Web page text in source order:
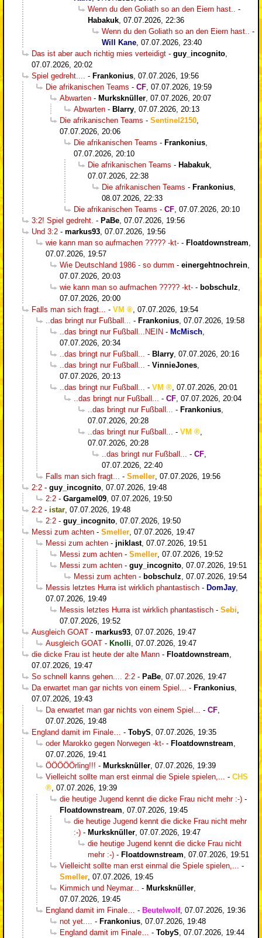
Wenn du den Goliath so an den Eiern hast..
-
Habakuk 07.07.2026, 22:36
Wenn du den Goliath so an den Eiern hast..
-
Will Kane 07.07.2026, 23:40
Das ist aber auch richtig mies verteidigt - guy_incognito
07.07.2026, 20:02
Spiel gedreht....
- Frankonius 07.07.2026, 19:56
Die afrikanischen Teams - CF 07.07.2026, 19:59
Abwarten - Murksknüller 07.07.2026, 20:07
Abwarten - Blarry 07.07.2026, 20:13
Die afrikanischen Teams - Sentinel2150
07.07.2026, 20:06
Die afrikanischen Teams - Frankonius
07.07.2026, 20:10
Die afrikanischen Teams - Habakuk
07.07.2026, 22:38
Die afrikanischen Teams - Frankonius
08.07.2026, 22:33
Die afrikanischen Teams - CF 07.07.2026, 20:10
3:2! Spiel gedreht. - PaBe 07.07.2026, 19:56
Und 3:2 - markus93 07.07.2026, 19:56
wie kann man so aufmachen ????? -kt- - Floatdownstream
07.07.2026, 19:57
Wie Deutschland 1986 - so dumm - einergehtnochrein
07.07.2026, 20:03
wie kann man so aufmachen ????? -kt- - bobschulz
07.07.2026, 20:00
Falls man sich fragt...
- VM
07.07.2026, 19:54
..das bringt nur Fußball...
- Frankonius 07.07.2026, 19:58
..das bringt nur Fußball...NEIN - McMisch
07.07.2026, 20:34
..das bringt nur Fußball...
- Blarry 07.07.2026, 20:16
..das bringt nur Fußball...
- VinnieJones
07.07.2026, 20:13
..das bringt nur Fußball...
- VM
07.07.2026, 20:01
..das bringt nur Fußball...
- CF 07.07.2026, 20:04
..das bringt nur Fußball...
- Frankonius
07.07.2026, 20:28
..das bringt nur Fußball...
- VM
07.07.2026, 20:28
..das bringt nur Fußball...
- CF
07.07.2026, 22:40
Falls man sich fragt...
- Smeller 07.07.2026, 19:56
2:2 - guy_incognito 07.07.2026, 19:48
2:2 - Gargamel09 07.07.2026, 19:50
2:2 - istar 07.07.2026, 19:48
2:2 - guy_incognito 07.07.2026, 19:50
Messi zum achten - Smeller 07.07.2026, 19:47
Messi zum achten - jniklast, 07.07.2026, 19:51
Messi zum achten - Smeller 07.07.2026, 19:52
Messi zum achten - guy_incognito 07.07.2026, 19:51
Messi zum achten - bobschulz 07.07.2026, 19:54
Messis letztes Hurra ist wirklich phantastisch - DomJay
07.07.2026, 19:49
Messis letztes Hurra ist wirklich phantastisch - Sebi
07.07.2026, 19:52
Ausgleich GOAT - markus93 07.07.2026, 19:47
Ausgleich GOAT - Knolli 07.07.2026, 19:47
die dicke Frau ist heute der alte Mann - Floatdownstream
07.07.2026, 19:47
So schnell kanns gehen.... 2:2 - PaBe 07.07.2026, 19:47
Da erwartet man gar nichts von einem Spiel...
- Frankonius
07.07.2026, 19:43
Da erwartet man gar nichts von einem Spiel...
- CF
07.07.2026, 19:48
England damit im Finale…
- TobyS 07.07.2026, 19:35
oder Marokko gegen Norwegen -kt- - Floatdownstream
07.07.2026, 19:41
ÖÖÖÖÖrling!!! - Murksknüller 07.07.2026, 19:39
Vielleicht sollte man erst einmal die Spiele spielen,...
- CHS
07.07.2026, 19:39
die heutige Jugend kennt die dicke Frau nicht mehr :-) -
Floatdownstream 07.07.2026, 19:45
die heutige Jugend kennt die dicke Frau nicht mehr
:-) - Murksknüller 07.07.2026, 19:47
die heutige Jugend kennt die dicke Frau nicht
mehr :-) - Floatdownstream 07.07.2026, 19:51
Vielleicht sollte man erst einmal die Spiele spielen,...
-
Smeller 07.07.2026, 19:45
Kimmich und Neymar...
- Murksknüller
07.07.2026, 19:45
England damit im Finale…
- Beutelwolf, 07.07.2026, 19:36
not yet....
- Frankonius 07.07.2026, 19:48
England damit im Finale…
- TobyS 07.07.2026, 19:44